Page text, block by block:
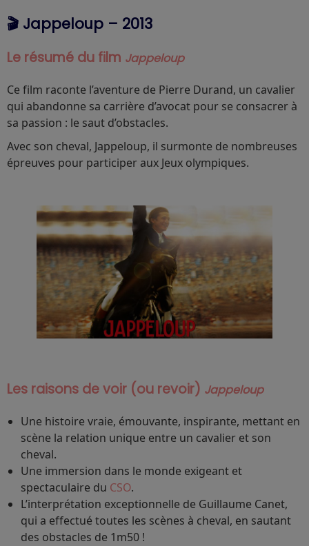
🎬 Jappeloup – 2013
Le résumé du film Jappeloup
Ce film raconte l’aventure de Pierre Durand, un cavalier
qui abandonne sa carrière d’avocat pour se consacrer à
sa passion : le saut d’obstacles.
Avec son cheval, Jappeloup, il surmonte de nombreuses
épreuves pour participer aux Jeux olympiques.
Les raisons de voir (ou revoir) Jappeloup
Une histoire vraie, émouvante, inspirante, mettant en
scène la relation unique entre un cavalier et son
cheval.
Une immersion dans le monde exigeant et
spectaculaire du CSO.
L’interprétation exceptionnelle de Guillaume Canet,
qui a effectué toutes les scènes à cheval, en sautant
des obstacles de 1m50 !